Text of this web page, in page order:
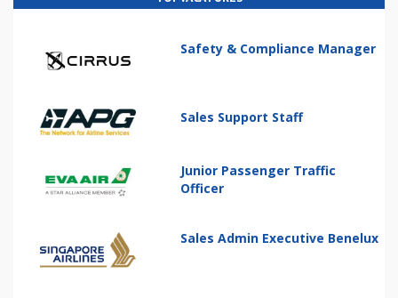
Safety & Compliance Manager
Sales Support Staff
Junior Passenger Traffic
Officer
Sales Admin Executive Benelux